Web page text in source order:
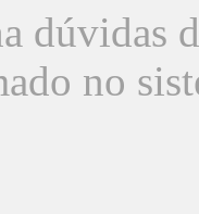
dúvidas
no